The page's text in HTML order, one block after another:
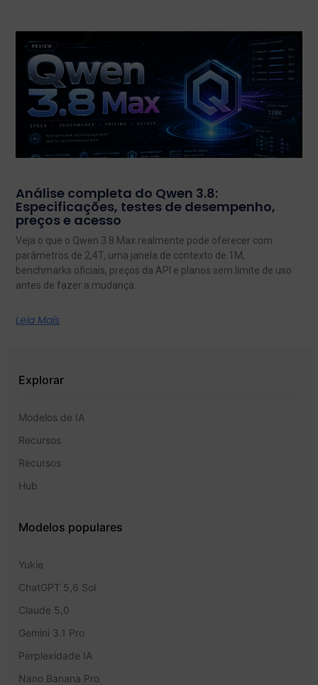
Análise completa do Qwen 3.8:
Especificações, testes de desempenho,
preços e acesso
Veja o que o Qwen 3.8 Max realmente pode oferecer com
parâmetros de 2,4T, uma janela de contexto de 1M,
benchmarks oficiais, preços da API e planos sem limite de uso
antes de fazer a mudança.
Leia Mais
Explorar
Modelos de IA
Recursos
Recursos
Hub
Modelos populares
Yukie
ChatGPT 5,6 Sol
Claude 5,0
Gemini 3.1 Pro
Perplexidade IA
Nano Banana Pro